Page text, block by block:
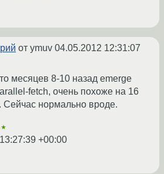
от ymuv 04.05.2012 12:31:07
месяцев 8-10 назад emerge
fetch, очень похоже на 16
Сейчас нормально вроде.
+00:00